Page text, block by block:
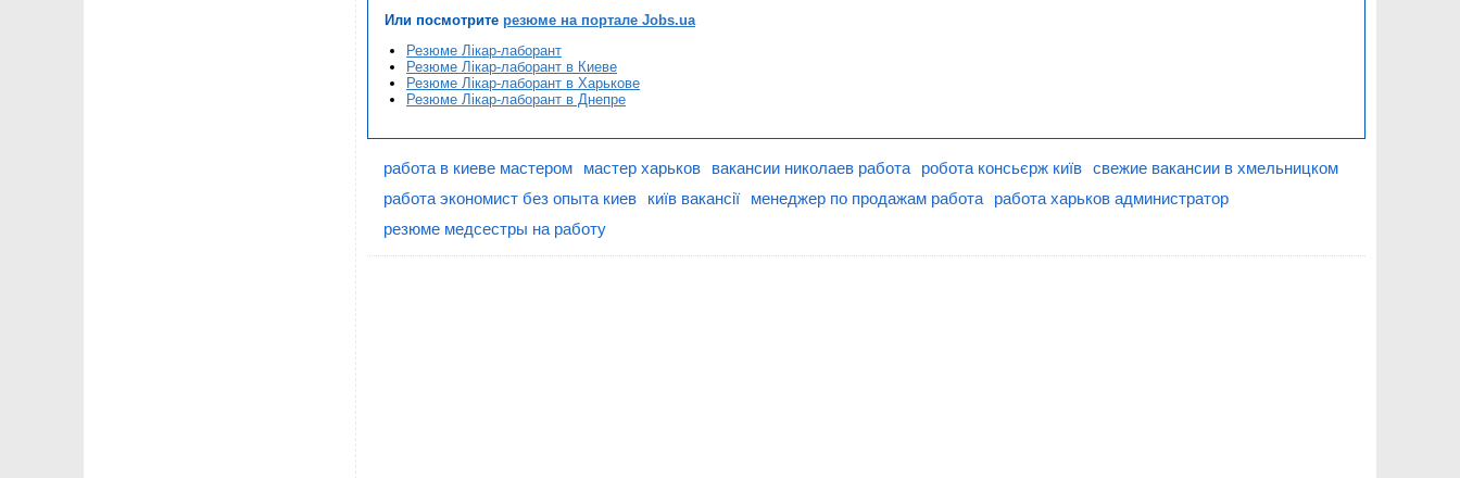
Или посмотрите резюме на портале Jobs.ua
Резюме Лікар-лаборант
Резюме Лікар-лаборант в Киеве
Резюме Лікар-лаборант в Харькове
Резюме Лікар-лаборант в Днепре
работа в киеве мастером мастер харьков вакансии николаев работа робота консьєрж київ свежие вакансии в хмельницком
работа экономист без опыта киев
київ вакансії менеджер по продажам работа
работа харьков администратор
резюме медсестры на работу